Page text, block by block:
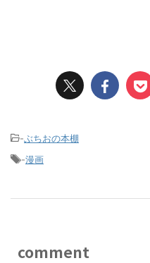
-ぶちおの本棚
-漫画
comment